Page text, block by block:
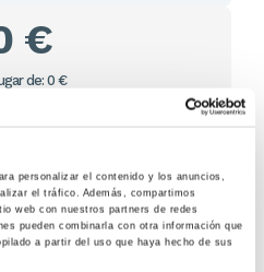
personalizar el contenido y los anuncios,
el tráfico. Además, compartimos
web con nuestros partners de redes
pueden combinarla con otra información que
a partir del uso que haya hecho de sus
€
de: 0 €
en pedidos de + 30€